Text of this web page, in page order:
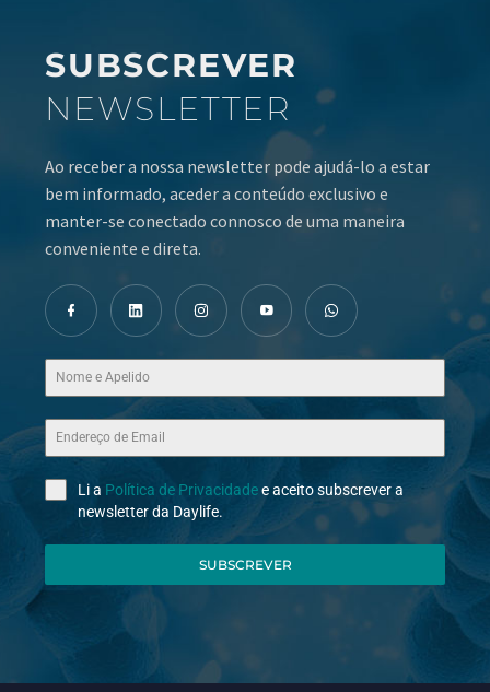
SUBSCREVER
NEWSLETTER
Ao receber a nossa newsletter pode ajudá-lo a estar
bem informado, aceder a conteúdo exclusivo e
manter-se conectado connosco de uma maneira
conveniente e direta.
Li a Política de Privacidadee aceito subscrever a
newsletter da Daylife.
SUBSCREVER